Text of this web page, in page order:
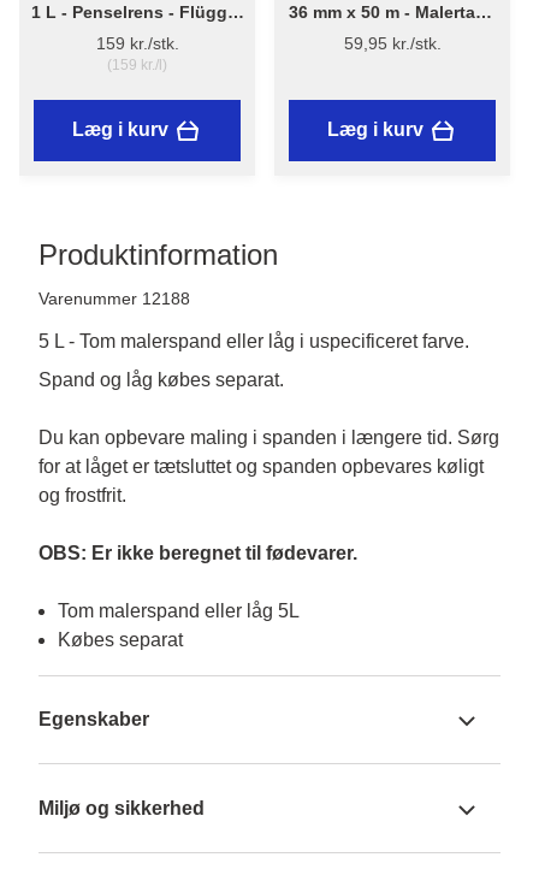
1 L - Penselrens - Flügger
Fluren 59
159 kr./stk.
(159 kr./l)
Læg i kurv
36 mm x 50 m - Malertape
- Flügger
59,95 kr./stk.
Læg i kurv
Produktinformation
Varenummer 12188
5 L - Tom malerspand eller låg i uspecificeret farve.
Spand og låg købes separat.
Du kan opbevare maling i spanden i længere tid. Sørg
for at låget er tætsluttet og spanden opbevares køligt
og frostfrit.
OBS: Er ikke beregnet til fødevarer.
Tom malerspand eller låg 5L
Købes separat
Egenskaber
Miljø og sikkerhed